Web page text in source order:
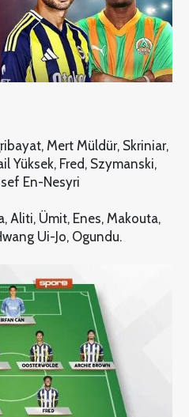
Mert Müldür, Skriniar,
Yüksek, Fred, Szymanski,
En-Nesyri
Aliti, Ümit, Enes, Makouta,
Ui-Jo, Ogundu.